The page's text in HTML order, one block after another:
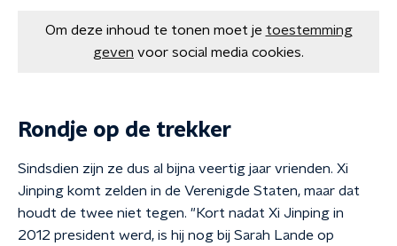
Om deze inhoud te tonen moet je toestemming
geven voor social media cookies.
Rondje op de trekker
Sindsdien zijn ze dus al bijna veertig jaar vrienden. Xi
Jinping komt zelden in de Verenigde Staten, maar dat
houdt de twee niet tegen. "Kort nadat Xi Jinping in
2012 president werd, is hij nog bij Sarah Lande op